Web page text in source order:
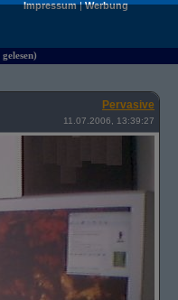
Impressum|Werbung
Pervasive
11.07.2006, 13:39:27